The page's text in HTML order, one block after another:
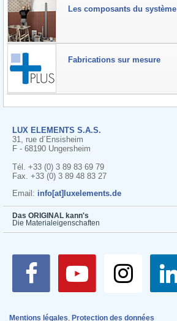
Les composants du système
Fabrications sur mesure
LUX ELEMENTS S.A.S.
31, rue d´Ensisheim
F - 68190 Ungersheim
Tél. +33 (0) 3 89 83 69 79
Fax. +33 (0) 3 89 48 83 27
Email: info[at]luxelements.de
Das ORIGINAL kann's
Die Materialeigenschaften
Mentions légales, Protection des données